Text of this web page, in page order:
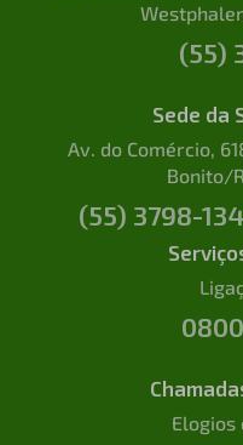
(55)
Sede da
Av. do Comércio,
Bonito/
(55) 3798-
Elogios